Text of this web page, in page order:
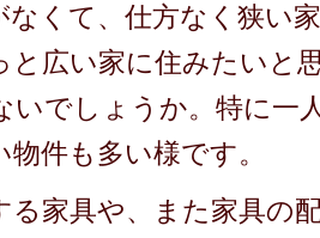
なくて、仕方なく狭い
と広い家に住みたいと
いでしょうか。特に一
件も多い様です。
る家具や、また家具の